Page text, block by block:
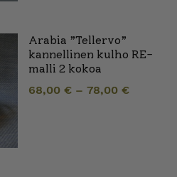
Arabia ”Tellervo”
kannellinen kulho RE-
malli 2 kokoa
68,00 € – 78,00 €